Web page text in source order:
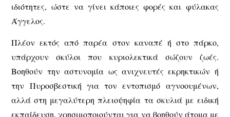
ιδιότητες, ώστε να γίνει κάποιες φορές και φύλακας
Άγγελος.
Πλέον εκτός από παρέα στον καναπέ ή στο πάρκο,
υπάρχουν σκύλοι που κυριολεκτικά σώζουν ζωές.
Βοηθούν την αστυνομία ως ανιχνευτές εκρηκτικών ή
την Πυροσβεστική για τον εντοπισμό αγνοουμένων,
αλλά στη μεγαλύτερη πλειοψηφία τα σκυλιά με ειδική
εκπαίδευση, χρησιμοποιούνται για να βοηθούν άτομα με